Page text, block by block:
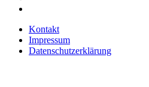
Kontakt
Impressum
Datenschutzerklärung